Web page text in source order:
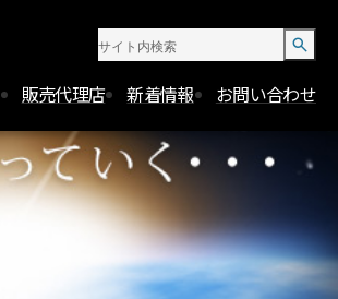
販売代理店 新着情報 お問い合わせ